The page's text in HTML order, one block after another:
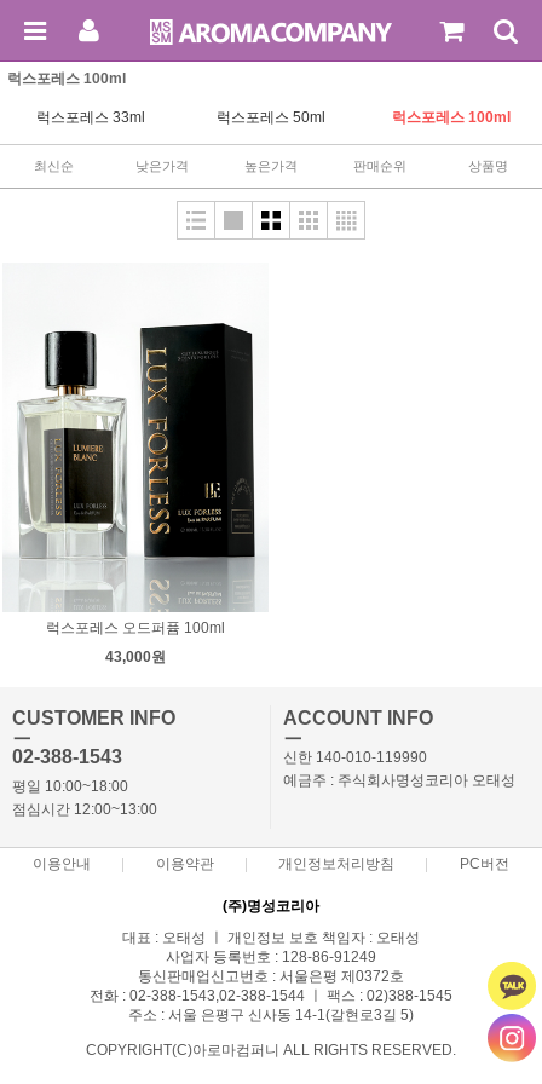
럭스포레스 100ml
럭스포레스 33ml 럭스포레스 50ml 럭스포레스 100ml
최신순 낮은가격 높은가격 판매순위 상품명
럭스포레스 오드퍼퓸 100ml
43,000원
CUSTOMER INFO
ㅡ
02-388-1543
평일 10:00~18:00
점심시간 12:00~13:00
ACCOUNT INFO
ㅡ
신한 140-010-119990
예금주 : 주식회사명성코리아 오태성
이용안내 이용약관 개인정보처리방침 PC버전
(주)명성코리아
대표 : 오태성 ㅣ 개인정보 보호 책임자 : 오태성
사업자 등록번호 : 128-86-91249
통신판매업신고번호 : 서울은평 제0372호
전화 : 02-388-1543,02-388-1544 ㅣ 팩스 : 02)388-1545
주소 : 서울 은평구 신사동 14-1(갈현로3길 5)
COPYRIGHT(C)아로마컴퍼니 ALL RIGHTS RESERVED.